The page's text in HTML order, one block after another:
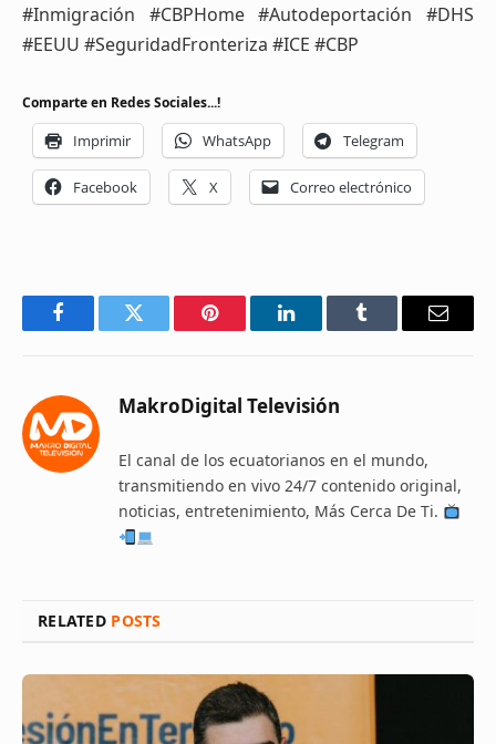
#Inmigración #CBPHome #Autodeportación #DHS
#EEUU #SeguridadFronteriza #ICE #CBP
Comparte en Redes Sociales...!
Imprimir WhatsApp Telegram
Facebook X Correo electrónico
FacebookTwitter Pinterest LinkedInTumblr Email
MakroDigital Televisión
El canal de los ecuatorianos en el mundo,
transmitiendo en vivo 24/7 contenido original,
noticias, entretenimiento, Más Cerca De Ti.
RELATED POSTS